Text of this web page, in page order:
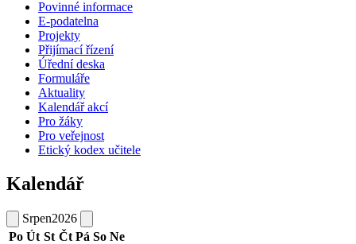
Povinné informace
E-podatelna
Projekty
Přijímací řízení
Úřední deska
Formuláře
Aktuality
Kalendář akcí
Pro žáky
Pro veřejnost
Etický kodex učitele
Kalendář
Srpen2026
Po Út St Čt Pá So Ne